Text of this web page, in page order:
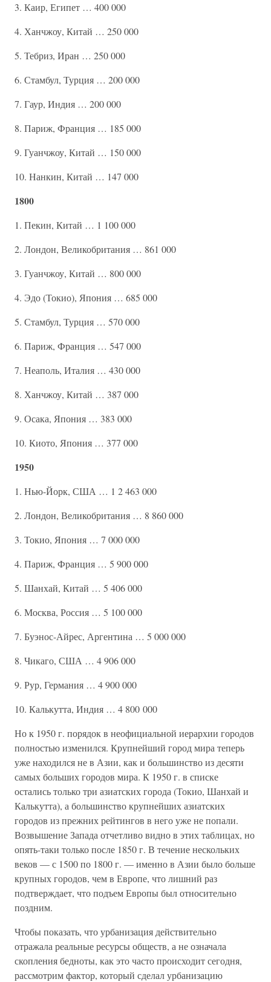
3. Каир, Египет … 400 000
4. Ханчжоу, Китай … 250 000
5. Тебриз, Иран … 250 000
6. Стамбул, Турция … 200 000
7. Гаур, Индия … 200 000
8. Париж, Франция … 185 000
9. Гуанчжоу, Китай … 150 000
10. Нанкин, Китай … 147 000
1800
1. Пекин, Китай … 1 100 000
2. Лондон, Великобритания … 861 000
3. Гуанчжоу, Китай … 800 000
4. Эдо (Токио), Япония … 685 000
5. Стамбул, Турция … 570 000
6. Париж, Франция … 547 000
7. Неаполь, Италия … 430 000
8. Ханчжоу, Китай … 387 000
9. Осака, Япония … 383 000
10. Киото, Япония … 377 000
1950
1. Нью-Йорк, США … 1 2 463 000
2. Лондон, Великобритания … 8 860 000
3. Токио, Япония … 7 000 000
4. Париж, Франция … 5 900 000
5. Шанхай, Китай … 5 406 000
6. Москва, Россия … 5 100 000
7. Буэнос-Айрес, Аргентина … 5 000 000
8. Чикаго, США … 4 906 000
9. Рур, Германия … 4 900 000
10. Калькутта, Индия … 4 800 000
Но к 1950 г. порядок в неофициальной иерархии городов
полностью изменился. Крупнейший город мира теперь
уже находился не в Азии, как и большинство из десяти
самых больших городов мира. К 1950 г. в списке
остались только три азиатских города (Токио, Шанхай и
Калькутта), а большинство крупнейших азиатских
городов из прежних рейтингов в него уже не попали.
Возвышение Запада отчетливо видно в этих таблицах, но
опять-таки только после 1850 г. В течение нескольких
веков — с 1500 по 1800 г. — именно в Азии было больше
крупных городов, чем в Европе, что лишний раз
подтверждает, что подъем Европы был относительно
поздним.
Чтобы показать, что урбанизация действительно
отражала реальные ресурсы обществ, а не означала
скопления бедноты, как это часто происходит сегодня,
рассмотрим фактор, который сделал урбанизацию